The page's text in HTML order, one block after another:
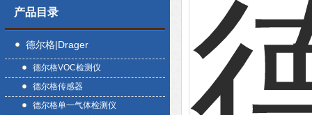
产品目录
德尔格|Drager
德尔格VOC检测仪
德尔格传感器
德尔格单一气体检测仪